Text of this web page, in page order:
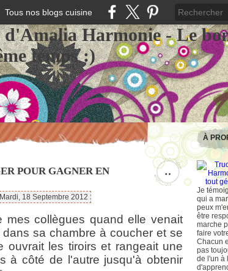
Tous nos blogs cuisine
d'Amalia Harmonie - Le
temps :)
…
POUR GAGNER EN
Mardi, 18 Septembre 2012
mes collègues quand elle venait
sa chambre à coucher et se
ouvrait les tiroirs et rangeait une
à côté de l'autre jusqu'à obtenir
À
Je
qui a
peux
être
marche
faire
Chacun
pas
de l'un à